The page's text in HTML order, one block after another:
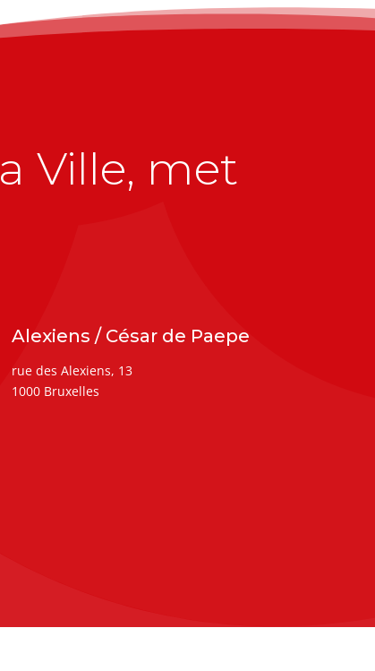
Ville, met
Alexiens / César de Paepe
rue des Alexiens, 13
1000 Bruxelles